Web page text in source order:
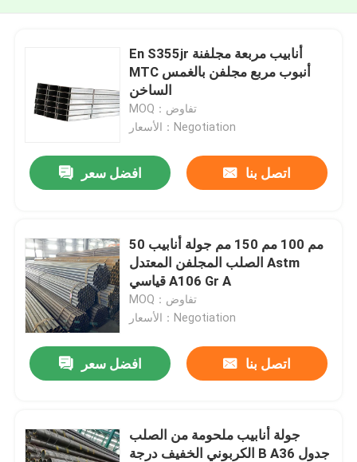
En S355jr أنابيب مربعة مجلفنة
MTC أنبوب مربع مجلفن بالغمس
الساخن
MOQ：تفاوض
الأسعار：Negotiation
افضل سعر اتصل بنا
50 مم 100 مم 150 مم جولة أنابيب
الصلب المجلفن المعتدل Astm
قياسي A106 Gr A
MOQ：تفاوض
الأسعار：Negotiation
افضل سعر اتصل بنا
جولة أنابيب ملحومة من الصلب
الكربوني الخفيف درجة B A36 جدول